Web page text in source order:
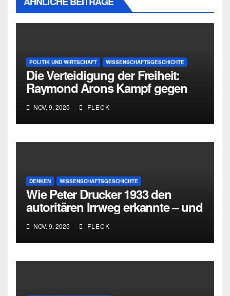
POLITIK UND WIRTSCHAFT WISSENSCHAFTSGESCHICHTE
Die Verteidigung der Freiheit:
Raymond Arons Kampf gegen
den totalitären Geist
NOV. 9, 2025 FLECK
DENKEN WISSENSCHAFTSGESCHICHTE
Wie Peter Drucker 1933 den
autoritären Irrweg erkannte – und
den dritten Weg zwischen
Totalitarismus und Liberalismus
entwickelte
NOV. 9, 2025 FLECK